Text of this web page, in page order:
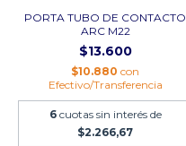
PORTA TUBO DE CONTACTO
ARC M22
$13.600
$10.880 con
Efectivo/Transferencia
6 cuotas sin interés de
$2.266,67